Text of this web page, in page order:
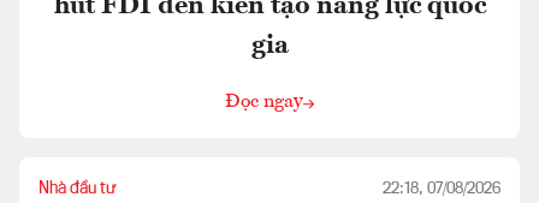
hút FDI đến kiến tạo năng lực quốc
gia
Đọc ngay
Nhà đầu tư 22:18, 07/08/2026